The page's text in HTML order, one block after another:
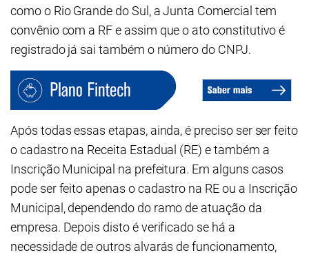
como o Rio Grande do Sul, a Junta Comercial tem
convênio com a RF e assim que o ato constitutivo é
registrado já sai também o número do CNPJ.
Após todas essas etapas, ainda, é preciso ser ser feito
o cadastro na Receita Estadual (RE) e também a
Inscrição Municipal na prefeitura. Em alguns casos
pode ser feito apenas o cadastro na RE ou a Inscrição
Municipal, dependendo do ramo de atuação da
empresa. Depois disto é verificado se há a
necessidade de outros alvarás de funcionamento,